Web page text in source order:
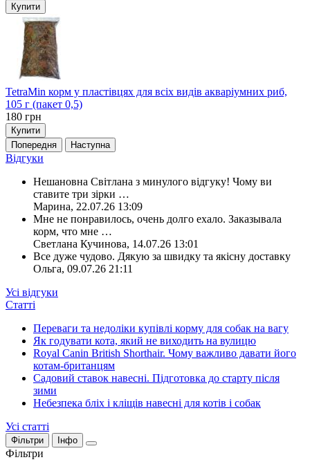
Купити
TetraMin корм у пластівцях для всіх видів акваріумних риб,
105 г (пакет 0,5)
180 грн
Купити
Попередня
Наступна
Відгуки
Нешановна Світлана з минулого відгуку! Чому ви
ставите три зірки …
Марина, 22.07.26 13:09
Мне не понравилось, очень долго ехало. Заказывала
корм, что мне …
Светлана Кучинова, 14.07.26 13:01
Все дуже чудово. Дякую за швидку та якісну доставку
Ольга, 09.07.26 21:11
Усі відгуки
Статті
Переваги та недоліки купівлі корму для собак на вагу
Як годувати кота, який не виходить на вулицю
Royal Canin British Shorthair. Чому важливо давати його
котам-британцям
Садовий ставок навесні. Підготовка до старту після
зими
Небезпека бліх і кліщів навесні для котів і собак
Усі статті
Фільтри Інфо
Фільтри